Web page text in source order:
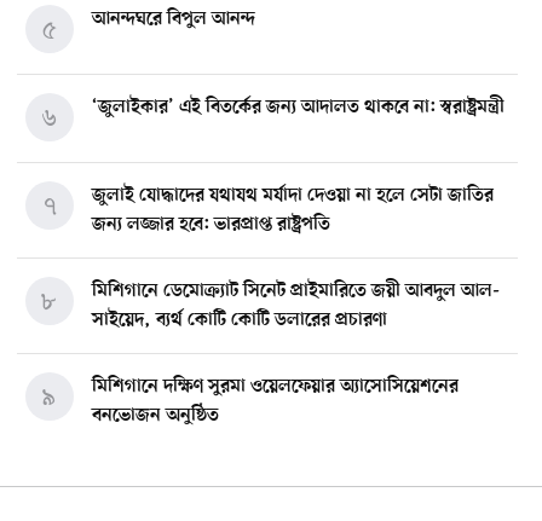
আনন্দঘরে বিপুল আনন্দ
৫
‘জুলাইকার’ এই বিতর্কের জন্য আদালত থাকবে না: স্বরাষ্ট্রমন্ত্রী
৬
জুলাই যোদ্ধাদের যথাযথ মর্যাদা দেওয়া না হলে সেটা জাতির
জন্য লজ্জার হবে: ভারপ্রাপ্ত রাষ্ট্রপতি
৭
মিশিগানে ডেমোক্র্যাট সিনেট প্রাইমারিতে জয়ী আবদুল আল-
সাইয়েদ, ব্যর্থ কোটি কোটি ডলারের প্রচারণা
৮
মিশিগানে দক্ষিণ সুরমা ওয়েলফেয়ার অ্যাসোসিয়েশনের
বনভোজন অনুষ্ঠিত
৯
বিশ্বজুড়ে কূটনৈতিক পুনর্বিন্যাস, ৫ অঞ্চলে মিশন বন্ধ করছে
১০